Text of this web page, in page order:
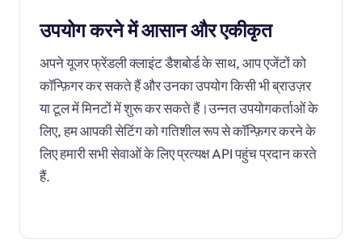
उपयोग करने में आसान और एकीकृत
अपने यूजर फ्रेंडली क्लाइंट डैशबोर्ड के साथ, आप एजेंटों को
कॉन्फ़िगर कर सकते हैं और उनका उपयोग किसी भी ब्राउज़र
या टूल में मिनटों में शुरू कर सकते हैं।उन्नत उपयोगकर्ताओं के
लिए, हम आपकी सेटिंग को गतिशील रूप से कॉन्फ़िगर करने के
लिए हमारी सभी सेवाओं के लिए प्रत्यक्ष API पहुंच प्रदान करते
हैं.